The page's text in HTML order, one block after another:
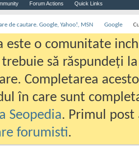
Forum Actions Quick Links
de cautare. Google, Yahoo!, MSN Google
este o comunitate
să răspundeți
Completarea
în care sunt
Seopedia. Primul
forumisti.